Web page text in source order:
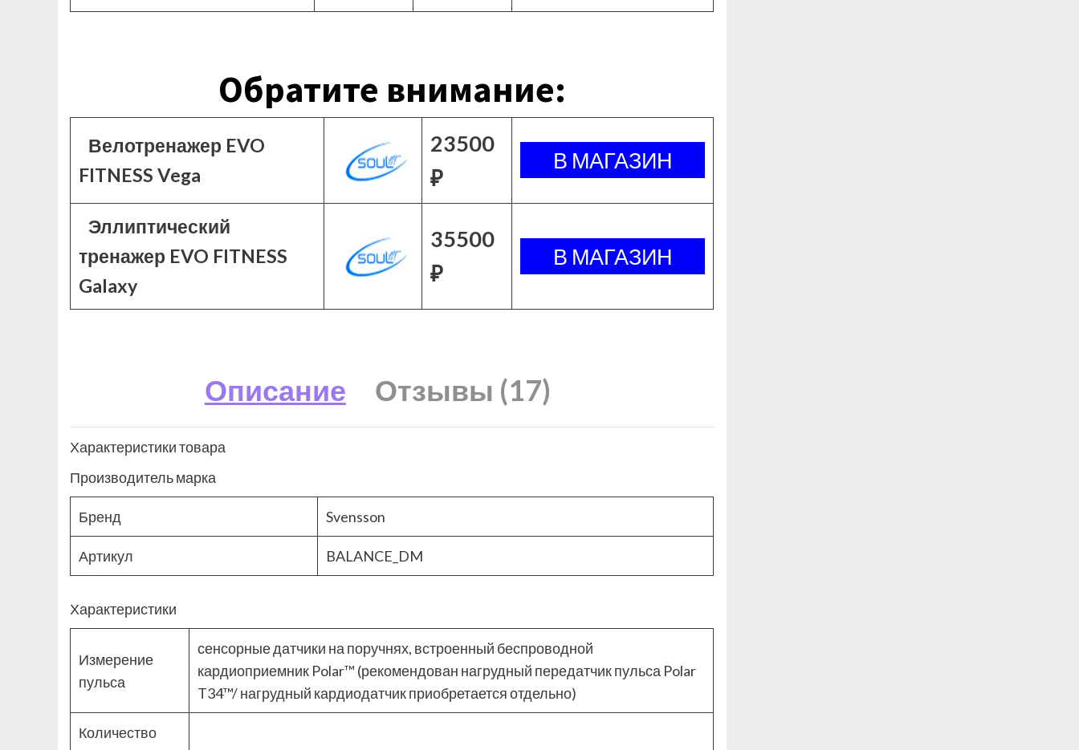
Обратите внимание:
Велотренажер EVO
FITNESS Vega
23500
₽
Эллиптический
тренажер EVO FITNESS
Galaxy
35500
₽
Описание Отзывы (17)
Характеристики товара
Производитель марка
Бренд Svensson
Артикул BALANCE_DM
Характеристики
Измерение
пульса
сенсорные датчики на поручнях, встроенный беспроводной
кардиоприемник Polar™ (рекомендован нагрудный передатчик пульса Polar
T34™/ нагрудный кардиодатчик приобретается отдельно)
Количество